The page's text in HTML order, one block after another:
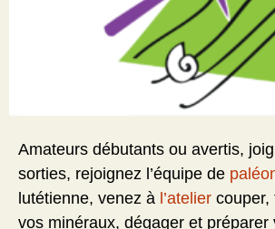
Amateurs débutants ou avertis,
sorties, rejoignez l’équipe de
lutétienne, venez à l’atelier couper,
vos minéraux, dégager et préparer